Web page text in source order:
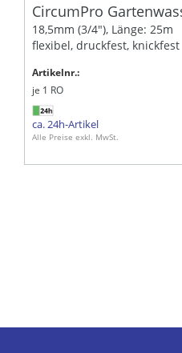
CircumPro
18,5mm (3/4"), Länge: 25m
flexibel, druckfest, knickfest
Artikelnr.:
je 1 RO
ca. 24h-Artikel
Alle Preise exkl. MwSt.